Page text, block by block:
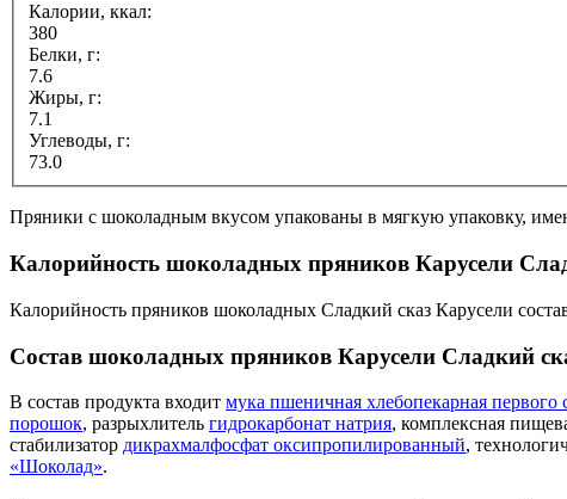
Калории, ккал:
380
Белки, г:
7.6
Жиры, г:
7.1
Углеводы, г:
73.0
Пряники с шоколадным вкусом упакованы в мягкую упаковку,
Калорийность шоколадных пряников Карусели
Калорийность пряников шоколадных Сладкий сказ Карусели
Состав шоколадных пряников Карусели Сладкий
В состав продукта входит мука пшеничная хлебопекарная первого
порошок, разрыхлитель гидрокарбонат натрия, комплексная
стабилизатор дикрахмалфосфат оксипропилированный,
«Шоколад».